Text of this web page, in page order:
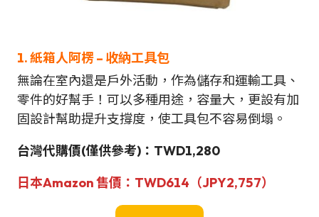
1. 紙箱人阿楞 – 收納工具包
無論在室內還是戶外活動，作為儲存和運輸工具、
零件的好幫手！可以多種用途，容量大，更設有加
固設計幫助提升支撐度，使工具包不容易倒塌。
台灣代購價(僅供參考)：TWD1,280
日本Amazon 售價：TWD614（JPY2,757）